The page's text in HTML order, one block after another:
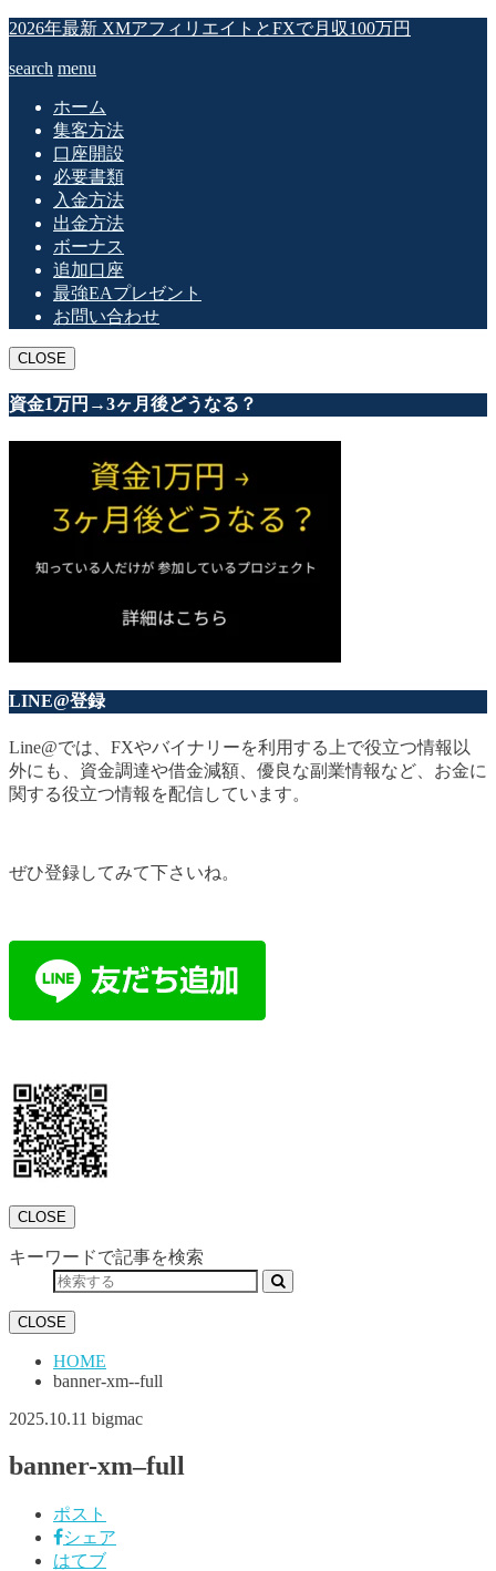
2026年最新 XMアフィリエイトとFXで月収100万円
search menu
ホーム
集客方法
口座開設
必要書類
入金方法
出金方法
ボーナス
追加口座
最強EAプレゼント
お問い合わせ
CLOSE
資金1万円→3ヶ月後どうなる？
LINE@登録
Line@では、FXやバイナリーを利用する上で役立つ情報以
外にも、資金調達や借金減額、優良な副業情報など、お金に
関する役立つ情報を配信しています。
ぜひ登録してみて下さいね。
CLOSE
キーワードで記事を検索
CLOSE
HOME
banner-xm--full
2025.10.11 bigmac
banner-xm–full
ポスト
シェア
はてブ